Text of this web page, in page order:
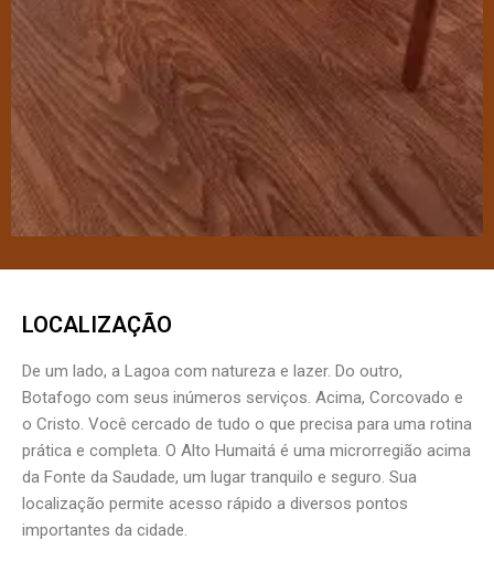
LOCALIZAÇÃO
De um lado, a Lagoa com natureza e lazer. Do outro,
Botafogo com seus inúmeros serviços. Acima, Corcovado e
o Cristo. Você cercado de tudo o que precisa para uma rotina
prática e completa. O Alto Humaitá é uma microrregião acima
da Fonte da Saudade, um lugar tranquilo e seguro. Sua
localização permite acesso rápido a diversos pontos
importantes da cidade.